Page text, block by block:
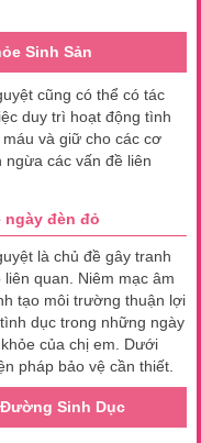
Sinh Sản
cũng có thể có tác
duy trì hoạt động tình
và giữ cho các cơ
các vấn đề liên
đèn đỏ
là chủ đề gây tranh
quan. Niêm mạc âm
tạo môi trường thuận lợi
dục trong những ngày
của chị em. Dưới
pháp bảo vệ cần thiết.
Sinh Dục